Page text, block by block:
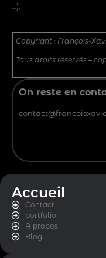
…).
Copyright : François-
Tous droits réservés –
On reste en
Accueil
Contact
portfolio
A propos
Blog